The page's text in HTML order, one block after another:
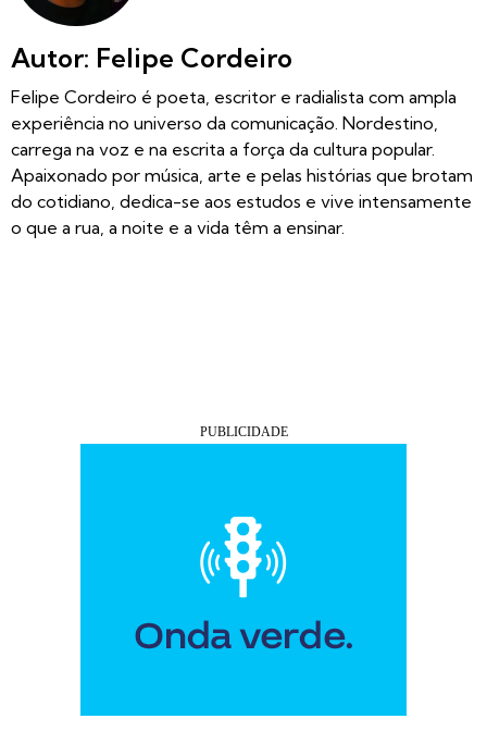
Autor: Felipe Cordeiro
Felipe Cordeiro é poeta, escritor e radialista com ampla
experiência no universo da comunicação. Nordestino,
carrega na voz e na escrita a força da cultura popular.
Apaixonado por música, arte e pelas histórias que brotam
do cotidiano, dedica-se aos estudos e vive intensamente
o que a rua, a noite e a vida têm a ensinar.